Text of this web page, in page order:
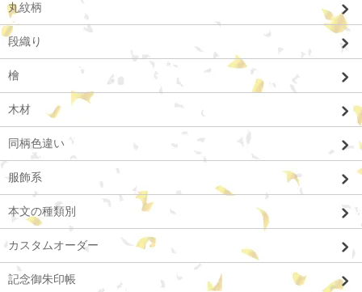
丸紋柄
段織り
檜
木材
同柄色違い
服飾系
本文の種類別
カスタムオーダー
記念御朱印帳